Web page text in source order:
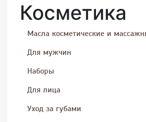
Косметика
Масла косметические и
Для мужчин
Наборы
Для лица
Уход за губами